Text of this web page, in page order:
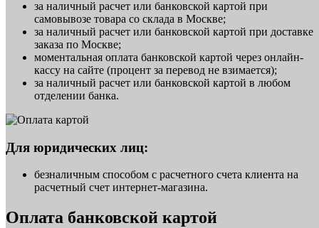
за наличный расчет или банковской картой при
самовывозе товара со склада в Москве;
за наличный расчет или банковской картой при доставке
заказа по Москве;
моментальная оплата банковской картой через онлайн-
кассу на сайте (процент за перевод не взимается);
за наличный расчет или банковской картой в любом
отделении банка.
Для юридических лиц:
безналичным способом с расчетного счета клиента на
расчетный счет интернет-магазина.
Оплата банковской картой